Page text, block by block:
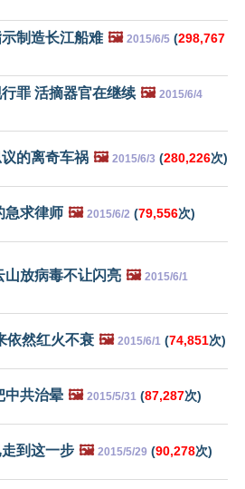
制造长江船难 🖼️ 2015/6/5 (298,767
罪 活摘器官在继续 🖼️ 2015/6/4
的离奇车祸 🖼️ 2015/6/3 (280,226次)
急求律师 🖼️ 2015/6/2 (79,556次)
山放病毒不让闪亮 🖼️ 2015/6/1
依然红火不衰 🖼️ 2015/6/1 (74,851次)
中共治晕 🖼️ 2015/5/31 (87,287次)
到这一步 🖼️ 2015/5/29 (90,278次)